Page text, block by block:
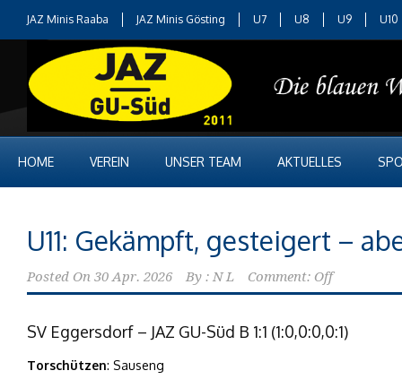
JAZ Minis Raaba JAZ Minis Gösting U7 U8 U9 U10
HOME VEREIN UNSER TEAM AKTUELLES
U11: Gekämpft, gesteigert –
Posted On 30 Apr. 2026 By : N L Comment: Off
SV Eggersdorf – JAZ GU-Süd B 1:1 (1:0,0:0,0:1)
Torschützen: Sauseng